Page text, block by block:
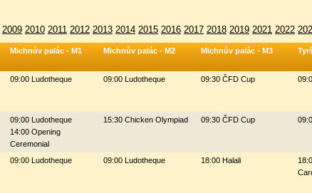
2009 2010 2011 2012 2013 2014 2015 2016 2017 2018 2019 2021 2022
Michnův palác - M1 Michnův palác - M2 Michnův palác - M3
09:00 Ludotheque 09:00 Ludotheque 09:30 ČFD Cup
09:00 Ludotheque
14:00 Opening
Ceremonial
15:30 Chicken Olympiad 09:30 ČFD Cup
09:00 Ludotheque 09:00 Ludotheque 18:00 Halali